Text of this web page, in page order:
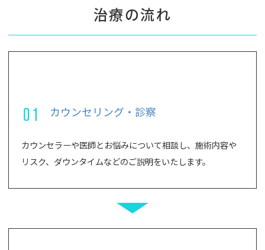
治療の流れ
01 カウンセリング・診察
カウンセラーや医師とお悩みについて相談し、施術内容や
リスク、ダウンタイムなどのご説明をいたします。